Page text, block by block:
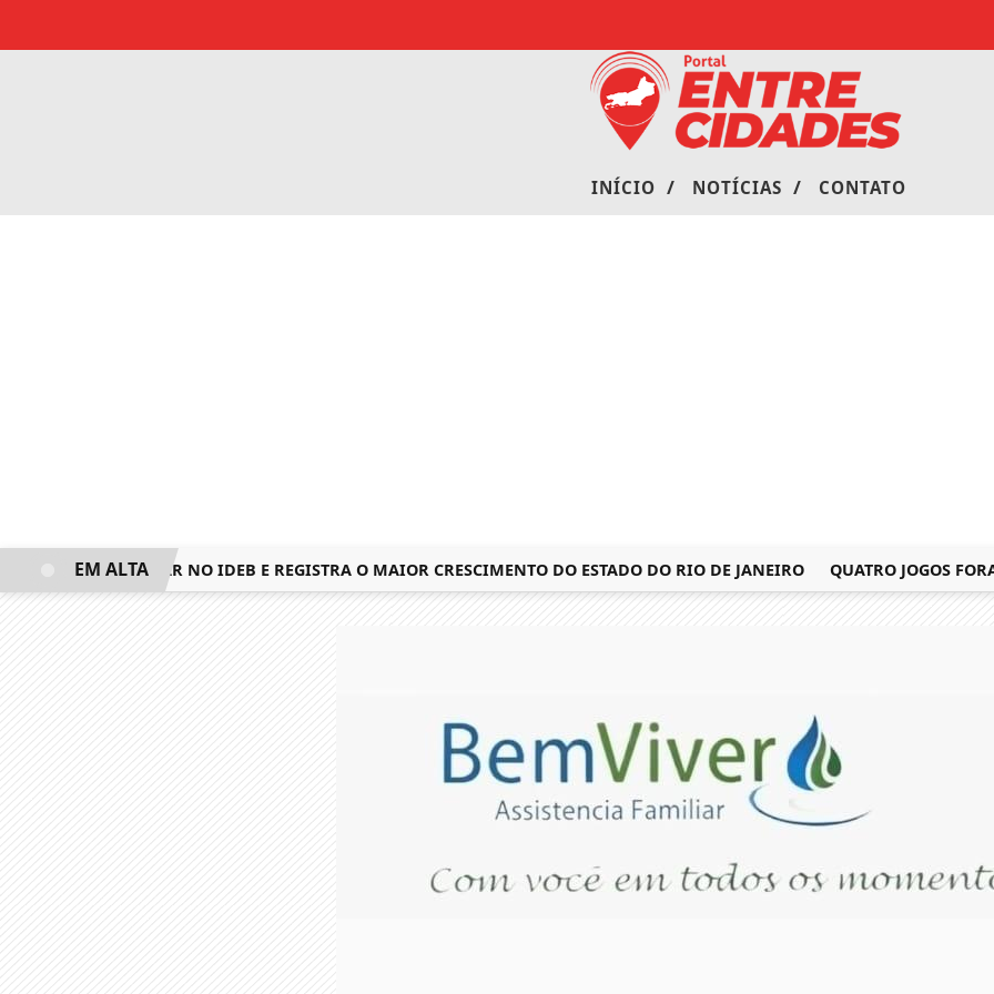
INÍCIO / NOTÍCIAS / CONTATO
3º LUGAR NO IDEB E REGISTRA O MAIOR CRESCIMENTO DO ESTADO DO RIO DE JANEIRO QUATRO JOGOS
EM ALTA